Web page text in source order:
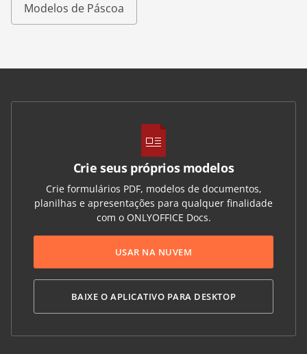
Modelos de Páscoa
Crie seus próprios modelos
Crie formulários PDF, modelos de documentos,
planilhas e apresentações para qualquer finalidade
com o ONLYOFFICE Docs.
USAR NA NUVEM
BAIXE O APLICATIVO PARA DESKTOP